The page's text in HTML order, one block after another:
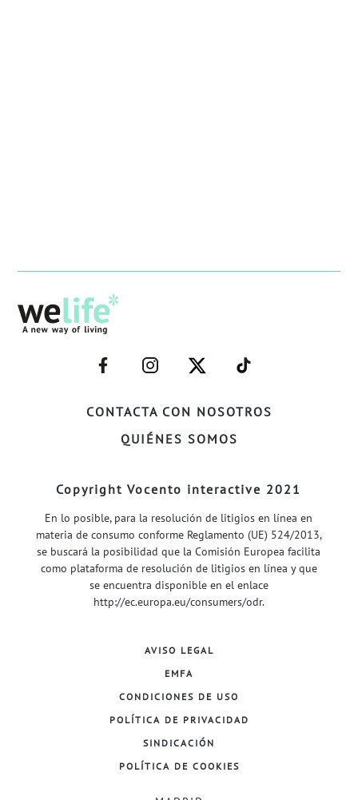
CONTACTA CON NOSOTROS
QUIÉNES SOMOS
–
FACEBOOK–
–
INSTAGRAM–
–
TWITTER–
–
WELIFE–
Copyright Vocento interactive 2021
En lo posible, para la resolución de litigios en línea en
materia de consumo conforme Reglamento (UE) 524/2013,
se buscará la posibilidad que la Comisión Europea facilita
como plataforma de resolución de litigios en línea y que
se encuentra disponible en el enlace
http://ec.europa.eu/consumers/odr.
AVISO LEGAL
EMFA
CONDICIONES DE USO
POLÍTICA DE PRIVACIDAD
SINDICACIÓN
POLÍTICA DE COOKIES